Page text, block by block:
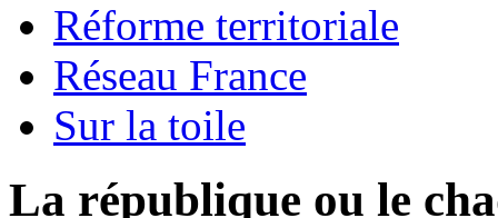
Réforme territoriale
Réseau France
Sur la toile
La république ou le